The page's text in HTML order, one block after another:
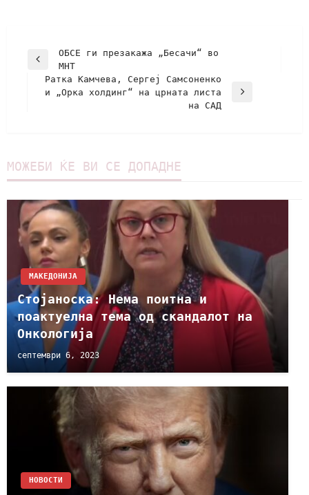
ОБСЕ ги презакажа „Бесачи“ во
МНТ
Ратка Камчева, Сергеј Самсоненко
и „Орка холдинг“ на црната листа
на САД
МОЖЕБИ ЌЕ ВИ СЕ ДОПАДНЕ
МАКЕДОНИЈА
Стојаноска: Нема поитна и
поактуелна тема од скандалот на
Онкологија
септември 6, 2023
НОВОСТИ